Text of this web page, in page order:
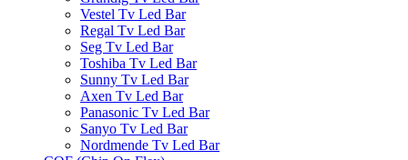
Vestel Tv Led Bar
Regal Tv Led Bar
Seg Tv Led Bar
Toshiba Tv Led Bar
Sunny Tv Led Bar
Axen Tv Led Bar
Panasonic Tv Led Bar
Sanyo Tv Led Bar
Nordmende Tv Led Bar